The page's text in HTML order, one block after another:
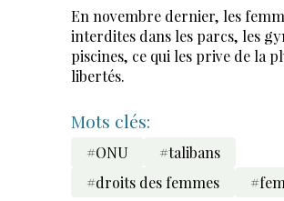
En novembre dernier, les
interdites dans les parcs, les
piscines, ce qui les prive de la
libertés.
Mots clés:
#ONU
#talibans
#droits des femmes